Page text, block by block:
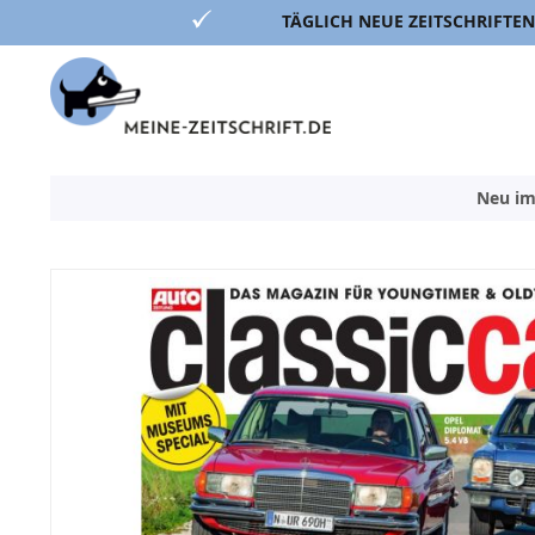
TÄGLICH NEUE ZEITSCHRIFTEN
Inhalt
Neu
Bildergalerie